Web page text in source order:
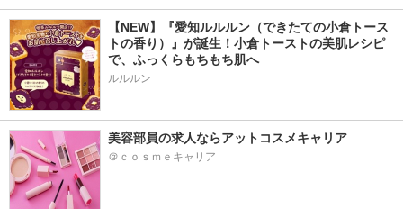
【NEW】『愛知ルルルン（できたての小倉トース
トの香り）』が誕生！小倉トーストの美肌レシピ
で、ふっくらもちもち肌へ
ルルルン
美容部員の求人ならアットコスメキャリア
＠ｃｏｓｍｅキャリア